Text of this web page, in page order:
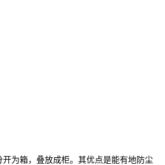
为箱，叠放成柜。其优点是能有地防尘